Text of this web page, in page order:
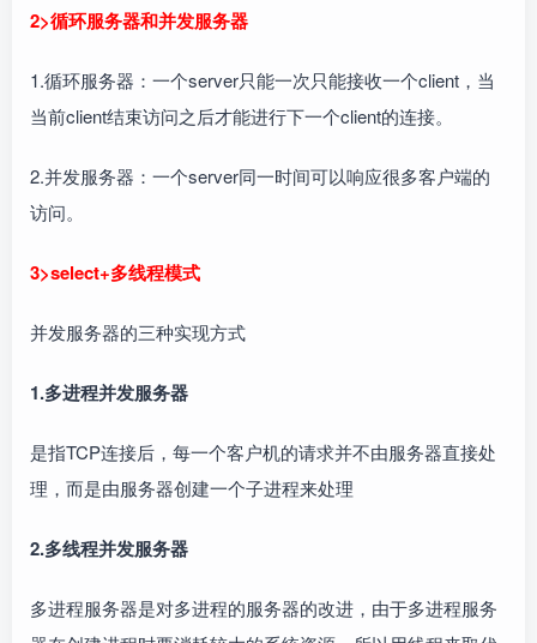
2>循环服务器和并发服务器
1.循环服务器：一个server只能一次只能接收一个client，当
当前client结束访问之后才能进行下一个client的连接。
2.并发服务器：一个server同一时间可以响应很多客户端的
访问。
3>select+多线程模式
并发服务器的三种实现方式
1.多进程并发服务器
是指TCP连接后，每一个客户机的请求并不由服务器直接处
理，而是由服务器创建一个子进程来处理
2.多线程并发服务器
多进程服务器是对多进程的服务器的改进，由于多进程服务